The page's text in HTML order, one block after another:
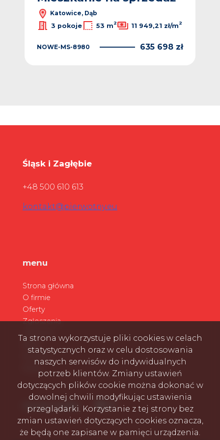
Katowice, Dąb
3 pokoje
53 m2 11 949,21 zł/m2
NOWE-MS-8980 635 698 zł
Śląsk i Zagłębie
+48 500 610 613
kontakt@pierwotny.eu
menu
Strona główna
O firmie
Oferty
Zgłoszenia
Kontakt
social media Facebook
Facebook
Facebook
Ta strona wykorzystuje pliki cookies w celach
statystycznych oraz w celu dostosowania
naszych serwisów do indywidualnych
potrzeb klientów. Zmiany ustawień
dotyczących plików cookie można dokonać w
dowolnej chwili modyfikując ustawienia
przeglądarki. Korzystanie z tej strony bez
zmian ustawień dotyczących cookies oznacza,
że będą one zapisane w pamięci urządzenia.